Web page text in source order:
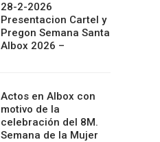
28-2-2026
Presentacion Cartel y
Pregon Semana Santa
Albox 2026 –
Actos en Albox con
motivo de la
celebración del 8M.
Semana de la Mujer